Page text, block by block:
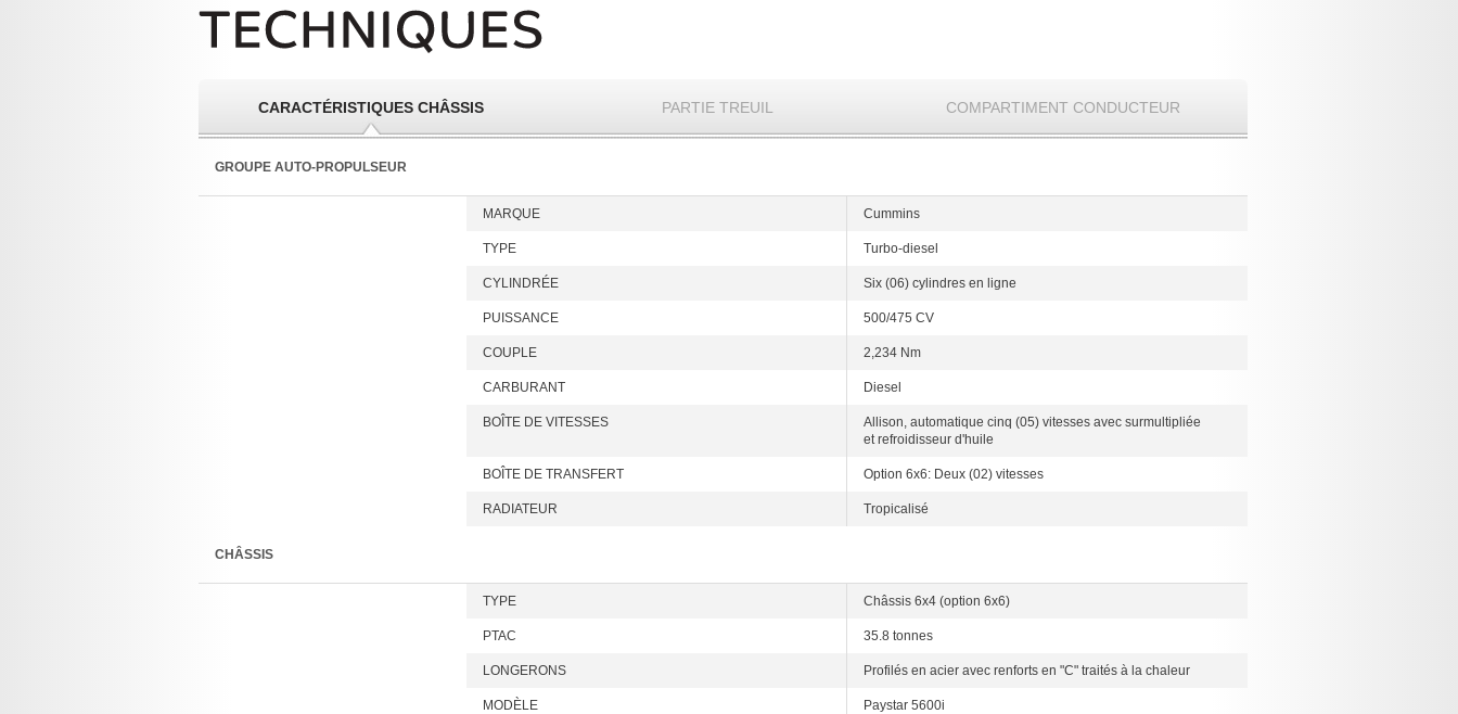
CARACTÉRISTIQUES CHÂSSIS PARTIE TREUIL COMPARTIMENT CONDUCTEUR
GROUPE AUTO-PROPULSEUR
MARQUE Cummins
TYPE Turbo-diesel
CYLINDRÉE Six (06) cylindres en ligne
PUISSANCE 500/475 CV
COUPLE 2,234 Nm
CARBURANT Diesel
BOÎTE DE VITESSES
Allison, automatique cinq (05) vitesses avec surmultipliée
et refroidisseur d'huile
BOÎTE DE TRANSFERT Option 6x6: Deux (02) vitesses
RADIATEUR Tropicalisé
CHÂSSIS
TYPE Châssis 6x4 (option 6x6)
PTAC 35.8 tonnes
LONGERONS Profilés en acier avec renforts en "C" traités à la chaleur
MODÈLE Paystar 5600i